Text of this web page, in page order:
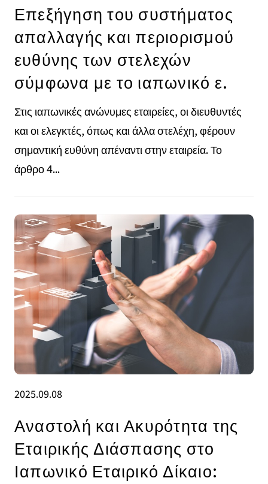
Επεξήγηση του συστήματος
απαλλαγής και περιορισμού
ευθύνης των στελεχών
σύμφωνα με το ιαπωνικό ε.
Στις ιαπωνικές ανώνυμες εταιρείες, οι διευθυντές
και οι ελεγκτές, όπως και άλλα στελέχη, φέρουν
σημαντική ευθύνη απέναντι στην εταιρεία. Το
άρθρο 4...
2025.09.08
Αναστολή και Ακυρότητα της
Εταιρικής Διάσπασης στο
Ιαπωνικό Εταιρικό Δίκαιο: